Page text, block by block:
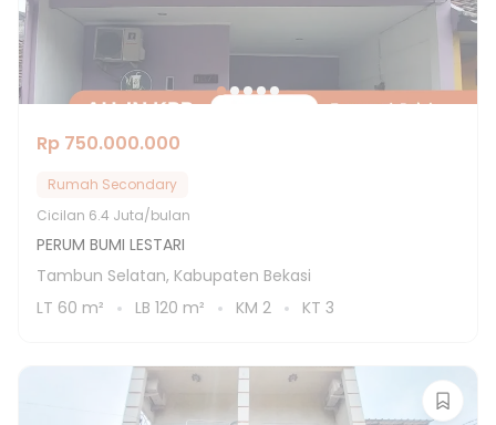
Rp 750.000.000
Rumah Secondary
Cicilan 6.4 Juta/bulan
PERUM BUMI LESTARI
Tambun Selatan, Kabupaten Bekasi
LT 60 m² LB 120 m² KM 2 KT 3